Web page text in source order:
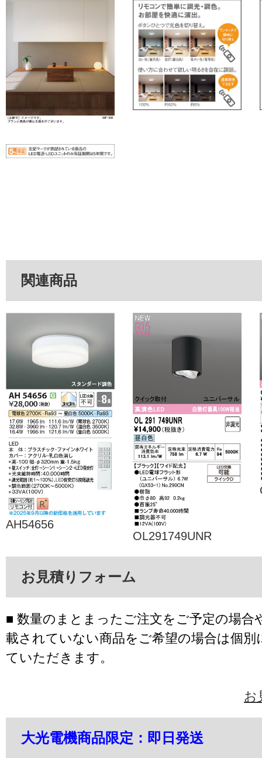
関連商品
AH54656
OL291749UNR
お見積りフォーム
■ 数量のまとまったご注文をご予定の場合
載されていない商品をご希望の場合は個別
ていただきます。
お
大光電機商品限定：即日発送